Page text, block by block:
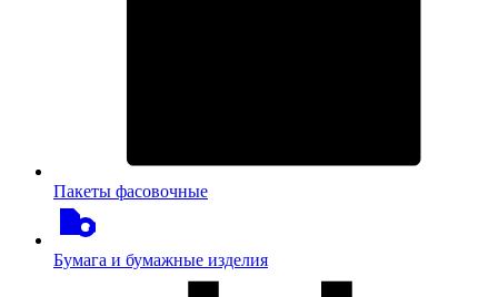
Пакеты фасовочные
Бумага и бумажные изделия